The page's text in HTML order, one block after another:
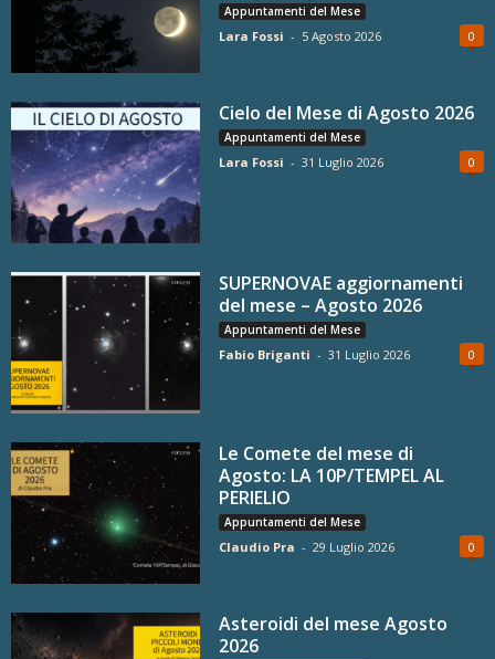
Appuntamenti del Mese
Lara Fossi - 5 Agosto 2026 0
Cielo del Mese di Agosto 2026
Appuntamenti del Mese
Lara Fossi - 31 Luglio 2026 0
SUPERNOVAE aggiornamenti
del mese – Agosto 2026
Appuntamenti del Mese
Fabio Briganti - 31 Luglio 2026 0
Le Comete del mese di
Agosto: LA 10P/TEMPEL AL
PERIELIO
Appuntamenti del Mese
Claudio Pra - 29 Luglio 2026 0
Asteroidi del mese Agosto
2026